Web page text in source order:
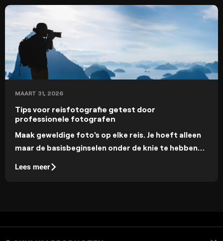
verbeteren, dus waarom zou je achterblijven?
MAART 31, 2026
Tips voor reisfotografie getest door
professionele fotografen
Maak geweldige foto's op elke reis. Je hoeft alleen
maar de basisbeginselen onder de knie te hebben
fotoverhalen.
Lees meer